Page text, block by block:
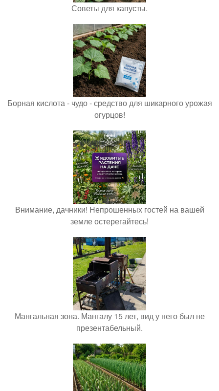
Советы для капусты.
Борная кислота - чудо - средство для шикарного урожая
огурцов!
Внимание, дачники! Непрошенных гостей на вашей
земле остерегайтесь!
Мангальная зона. Мангалу 15 лет, вид у него был не
презентабельный.